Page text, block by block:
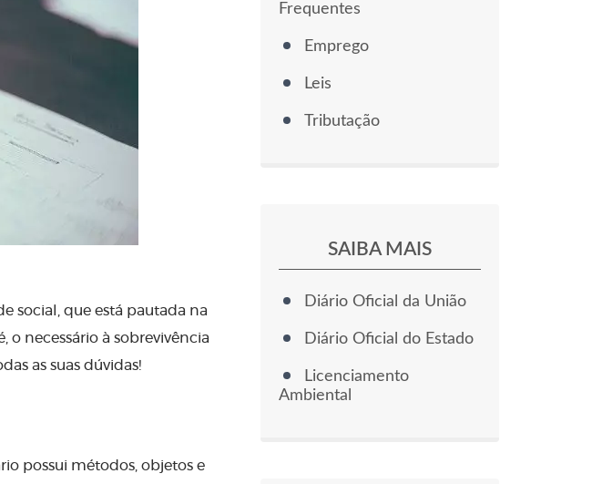
social, que está pautada na
o necessário à sobrevivência
as suas dúvidas!
possui métodos, objetos e
Frequentes
Emprego
Leis
Tributação
SAIBA MAIS
Diário Oficial da União
Diário Oficial do Estado
Licenciamento
Ambiental